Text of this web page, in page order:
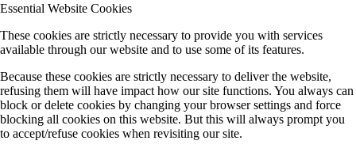
Essential Website Cookies
These cookies are strictly necessary to provide you with services
available through our website and to use some of its features.
Because these cookies are strictly necessary to deliver the website,
refusing them will have impact how our site functions. You always can
block or delete cookies by changing your browser settings and force
blocking all cookies on this website. But this will always prompt you
to accept/refuse cookies when revisiting our site.